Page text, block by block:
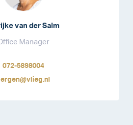
van der Salm
Manager
072-5898004